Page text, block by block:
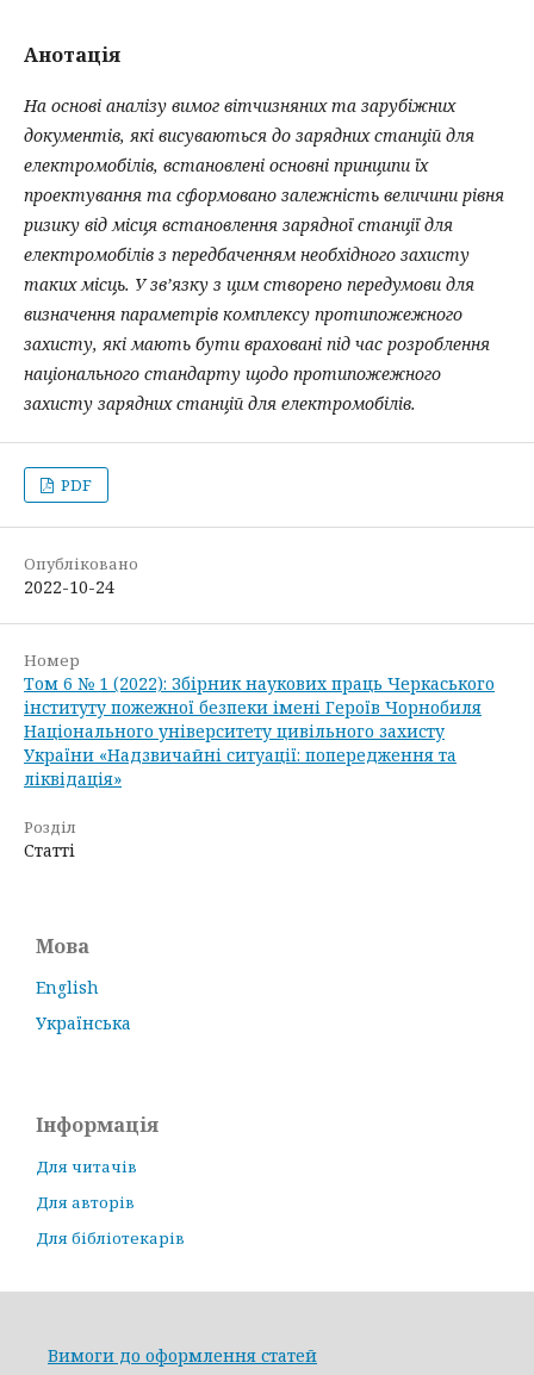
Анотація
На основі аналізу вимог вітчизняних та зарубіжних
документів, які висуваються до зарядних станцій для
електромобілів, встановлені основні принципи їх
проектування та сформовано залежність величини рівня
ризику від місця встановлення зарядної станції для
електромобілів з передбаченням необхідного захисту
таких місць. У зв’язку з цим створено передумови для
визначення параметрів комплексу протипожежного
захисту, які мають бути враховані під час розроблення
національного стандарту щодо протипожежного
захисту зарядних станцій для електромобілів.
PDF
Опубліковано
2022-10-24
Номер
Том 6 № 1 (2022): Збірник наукових праць Черкаського
інституту пожежної безпеки імені Героїв Чорнобиля
Національного університету цивільного захисту
України «Надзвичайні ситуації: попередження та
ліквідація»
Розділ
Статті
Мова
English
Українська
Інформація
Для читачів
Для авторів
Для бібліотекарів
Вимоги до оформлення статей